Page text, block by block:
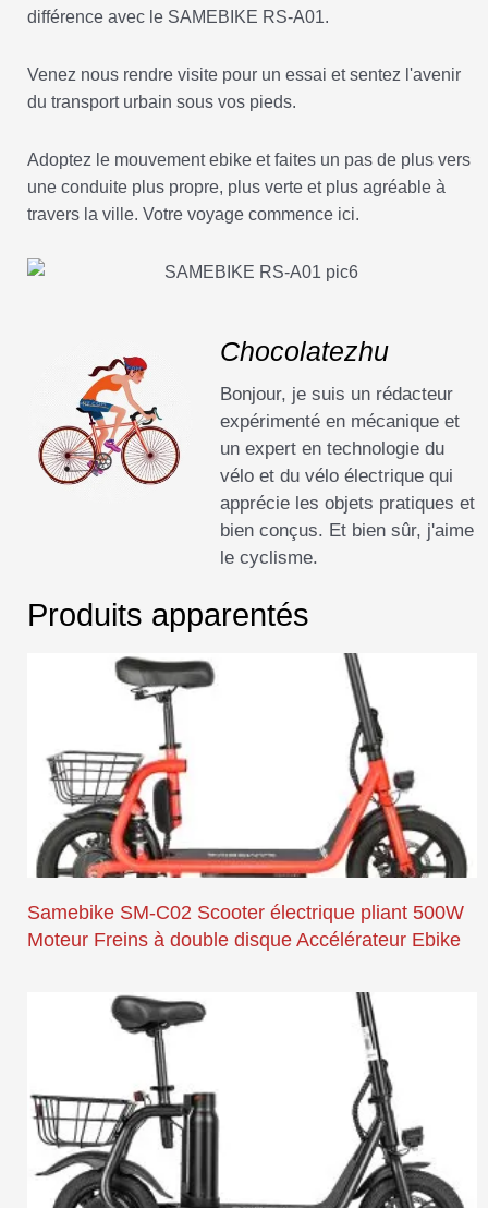
différence avec le SAMEBIKE RS-A01.
Venez nous rendre visite pour un essai et sentez l'avenir
du transport urbain sous vos pieds.
Adoptez le mouvement ebike et faites un pas de plus vers
une conduite plus propre, plus verte et plus agréable à
travers la ville. Votre voyage commence ici.
Chocolatezhu
Bonjour, je suis un rédacteur
expérimenté en mécanique et
un expert en technologie du
vélo et du vélo électrique qui
apprécie les objets pratiques et
bien conçus. Et bien sûr, j'aime
le cyclisme.
Produits apparentés
Samebike SM-C02 Scooter électrique pliant 500W
Moteur Freins à double disque Accélérateur Ebike